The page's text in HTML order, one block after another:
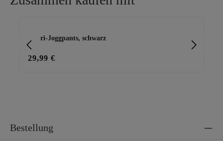
Capri-Joggpants, schwarz
29,99 €
Bestellung